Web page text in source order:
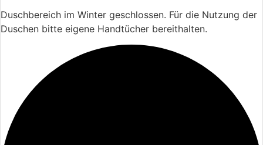
Wintersaison (November-März)
Formulare
Duschbereich im Winter geschlossen. Für die Nutzung der
Duschen bitte eigene Handtücher bereithalten.